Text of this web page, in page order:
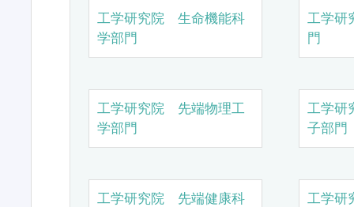
工学研究院 生命機能科
学部門
工学研
門
工学研究院 先端物理工
学部門
工学研
子部門
工学研究院 先端健康科
工学研